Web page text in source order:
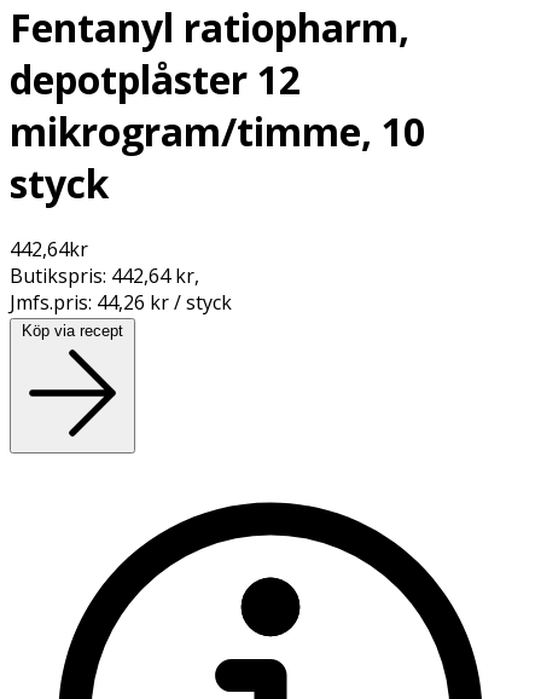
Fentanyl ratiopharm,
depotplåster 12
mikrogram/timme, 10
styck
442,64kr
Butikspris: 442,64 kr,
Jmfs.pris: 44,26 kr / styck
Köp via recept